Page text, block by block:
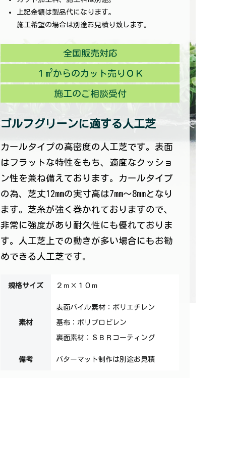
上記金額は製品代になります。
施工希望の場合は別途お見積り致します。
全国販売対応
１m2からのカット売りＯＫ
施工のご相談受付
ゴルフグリーンに適する人工芝
カールタイプの高密度の人工芝です。表面
はフラットな特性をもち、適度なクッショ
ン性を兼ね備えております。カールタイプ
の為、芝丈12mmの実寸高は7mm～8mmとなり
ます。芝糸が強く巻かれておりますので、
非常に強度があり耐久性にも優れておりま
す。人工芝上での動きが多い場合にもお勧
めできる人工芝です。
規格サイズ ２ｍ×１０ｍ
素材
表面パイル素材：ポリエチレン
基布：ポリプロピレン
裏面素材：ＳＢＲコーティング
備考 パターマット制作は別途お見積